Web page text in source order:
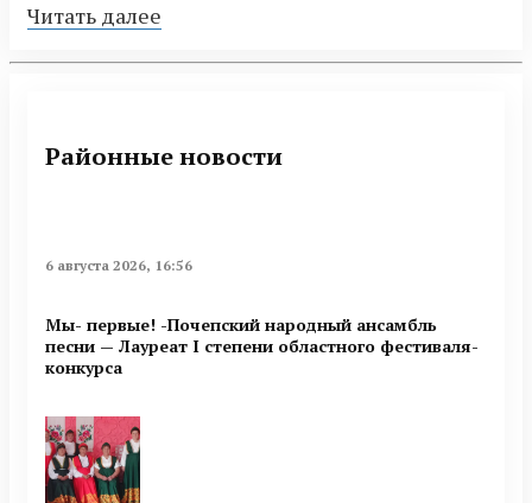
Читать далее
Районные новости
6 августа 2026, 16:56
Мы- первые! -Почепский народный ансамбль
песни — Лауреат I степени областного фестиваля-
конкурса